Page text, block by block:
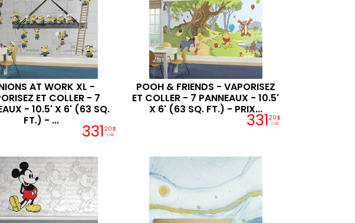
AT WORK XL -
ET COLLER - 7
- 10.5' X 6' (63 SQ.
FT.) - ...
33120$
CAD
POOH & FRIENDS - VAPORISEZ
ET COLLER - 7 PANNEAUX - 10.5'
X 6' (63 SQ. FT.) - PRIX...
33120$
CAD